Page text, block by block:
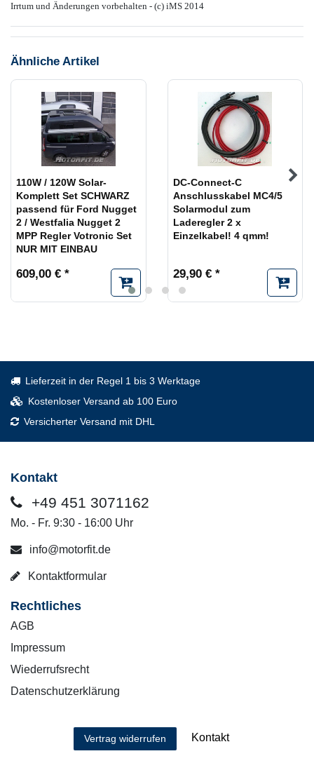
Irrtum und Änderungen vorbehalten - (c) iMS 2014
Ähnliche Artikel
110W / 120W Solar-
Komplett Set SCHWARZ
passend für Ford Nugget
2 / Westfalia Nugget 2
MPP Regler Votronic Set
NUR MIT EINBAU
609,00 € *
DC-Connect-C
Anschlusskabel MC4/5
Solarmodul zum
Laderegler 2 x
Einzelkabel! 4 qmm!
29,90 € *
Lieferzeit in der Regel 1 bis 3 Werktage
Kostenloser Versand ab 100 Euro
Versicherter Versand mit DHL
Kontakt
+49 451 3071162
Mo. - Fr. 9:30 - 16:00 Uhr
info@motorfit.de
Kontaktformular
Rechtliches
AGB
Impressum
Wiederrufsrecht
Datenschutzerklärung
Vertrag widerrufen Kontakt